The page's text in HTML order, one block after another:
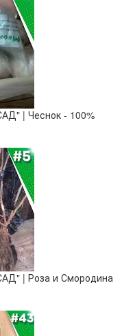
| Чеснок - 100%
| Роза и Смородина